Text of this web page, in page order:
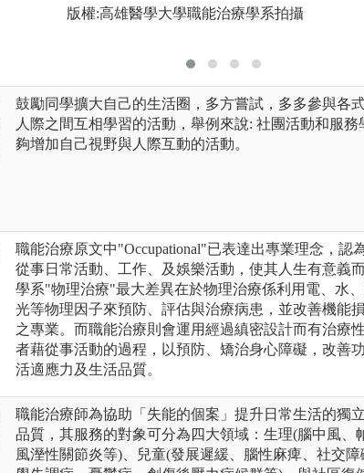
版權:高雄醫學大學職能治療學系拍攝
鼓勵同學擴大自己的生活圈，多方嘗試，多多參與各
人際之間互相學習的活動，舉例來說: 社團活動和服
夠增加自己視野與人際互動的活動。
職能治療原文中"Occupational"已表達出專業理念，認
從事日常活動、工作、及娛樂活動，使其人生有意義
學系"物理治療"最大差異在於物理治療係利用電、水、
光等物理因子來預防、評估與治療病患，並改善機能
之專業。而職能治療則會運用經過縝密設計而有治療
者藉從事活動的過程，以預防、矯治身心障礙，改善
活適應力及生活品質。
職能治療師為協助「失能的個案」提升日常生活的獨
品質，其服務的對象可分為四大領域：生理(腦中風、
風溼性關節炎等)、兒童(發展遲緩、腦性麻痺、社交